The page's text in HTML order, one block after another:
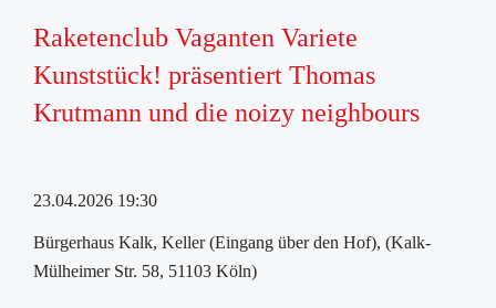
Raketenclub Vaganten Variete
Kunststück! präsentiert Thomas
Krutmann und die noizy neighbours
23.04.2026 19:30
Bürgerhaus Kalk, Keller (Eingang über den Hof), (Kalk-
Mülheimer Str. 58, 51103 Köln)